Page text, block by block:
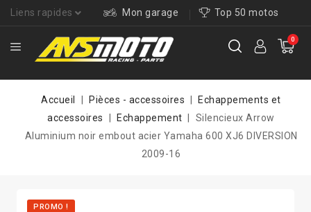
Liens rapides Mon garage Top 50 motos
0
Accueil Pièces - accessoires
Echappements et
accessoires
Echappement
Silencieux Arrow
Aluminium noir embout acier Yamaha 600 XJ6 DIVERSION
2009-16
PROMO !